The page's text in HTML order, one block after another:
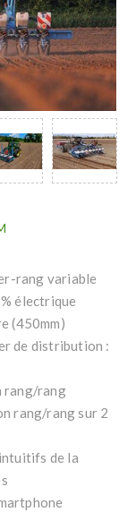
rang variable
électrique
(450mm)
de distribution :
rang/rang
rang/rang sur 2
de la